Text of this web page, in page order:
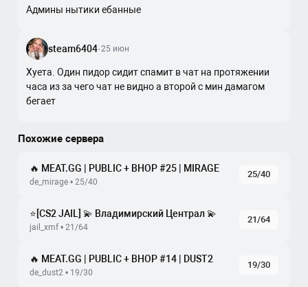
Админы нытики ебанные
steam6404·25 июн
Хуета. Один пидор сидит спамит в чат на протяжении
часа из за чего чат не видно а второй с мин дамагом
бегает
Похожие сервера
🔥 MEAT.GG | PUBLIC + BHOP #25 | MIRAGE
de_mirage • 25/40
25/40
⭐[CS2 JAIL] 💫 Владимирский Централ 💫
jail_xmf • 21/64
21/64
🔥 MEAT.GG | PUBLIC + BHOP #14 | DUST2
de_dust2 • 19/30
19/30